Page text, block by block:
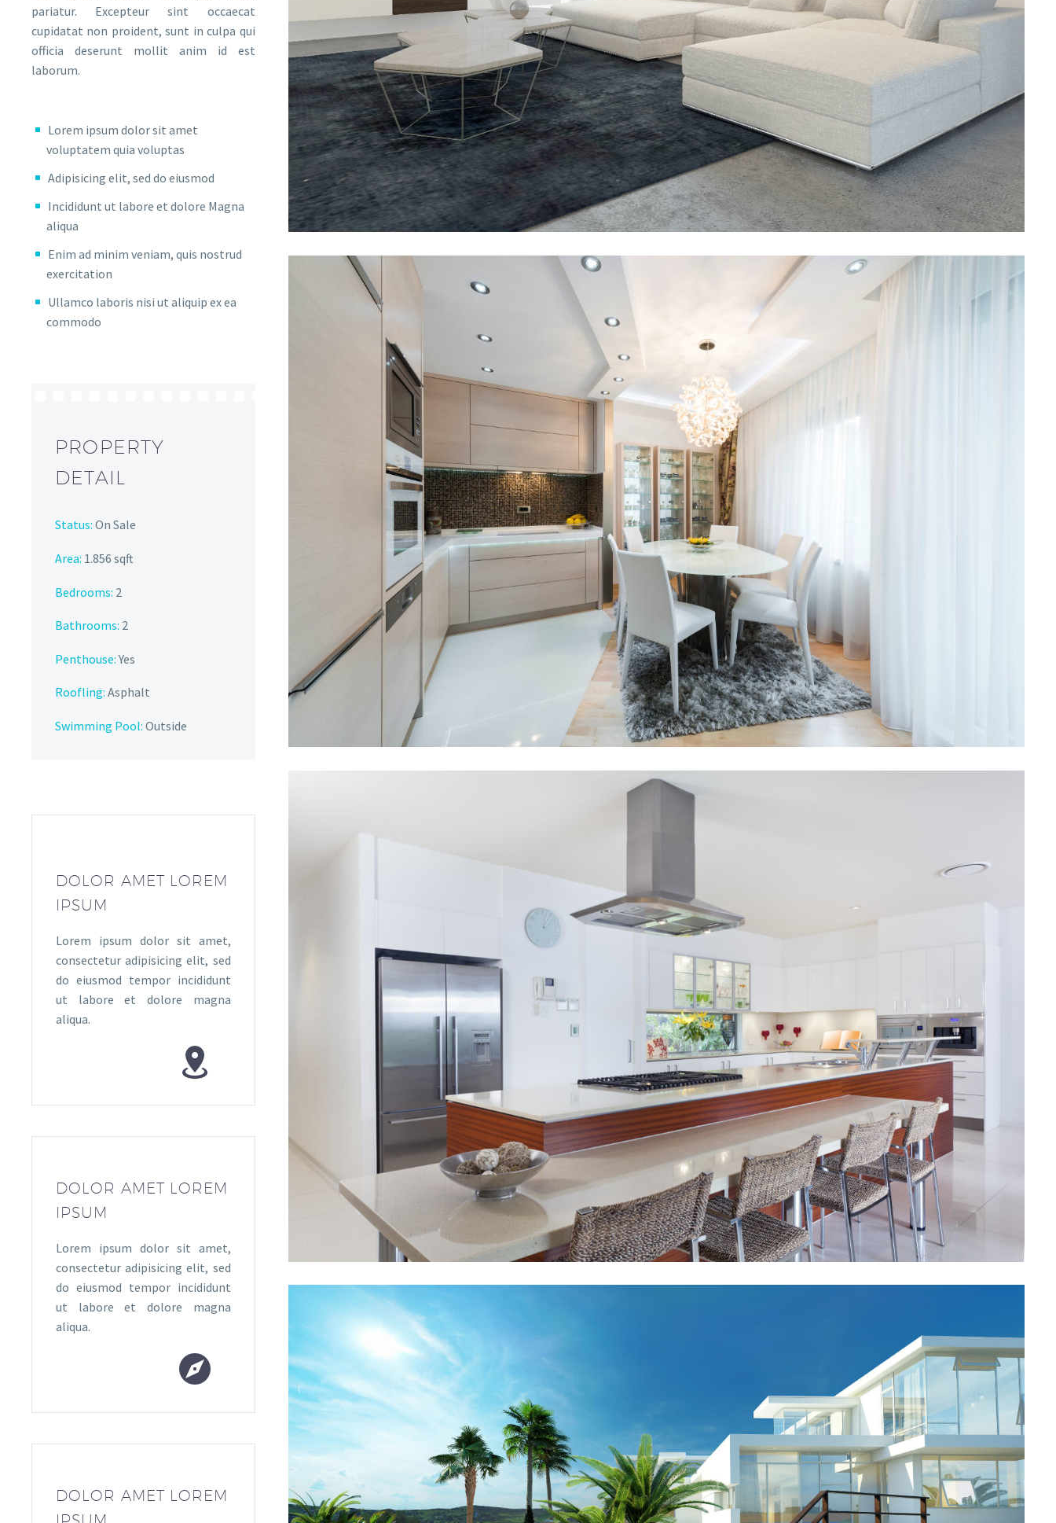
pariatur. Excepteur sint occaecat
cupidatat non proident, sunt in culpa qui
officia deserunt mollit anim id est
laborum.
Lorem ipsum dolor sit amet
voluptatem quia voluptas
Adipisicing elit, sed do eiusmod
Incididunt ut labore et dolore Magna
aliqua
Enim ad minim veniam, quis nostrud
exercitation
Ullamco laboris nisi ut aliquip ex ea
commodo
PROPERTY
DETAIL
Status: On Sale
Area: 1.856 sqft
Bedrooms: 2
Bathrooms: 2
Penthouse:Yes
Roofling: Asphalt
Swimming Pool: Outside
DOLOR AMET LOREM
IPSUM
Lorem ipsum dolor sit amet,
consectetur adipisicing elit, sed
do eiusmod tempor incididunt
ut labore et dolore magna
aliqua.


DOLOR AMET LOREM
IPSUM
Lorem ipsum dolor sit amet,
consectetur adipisicing elit, sed
do eiusmod tempor incididunt
ut labore et dolore magna
aliqua.


DOLOR AMET LOREM